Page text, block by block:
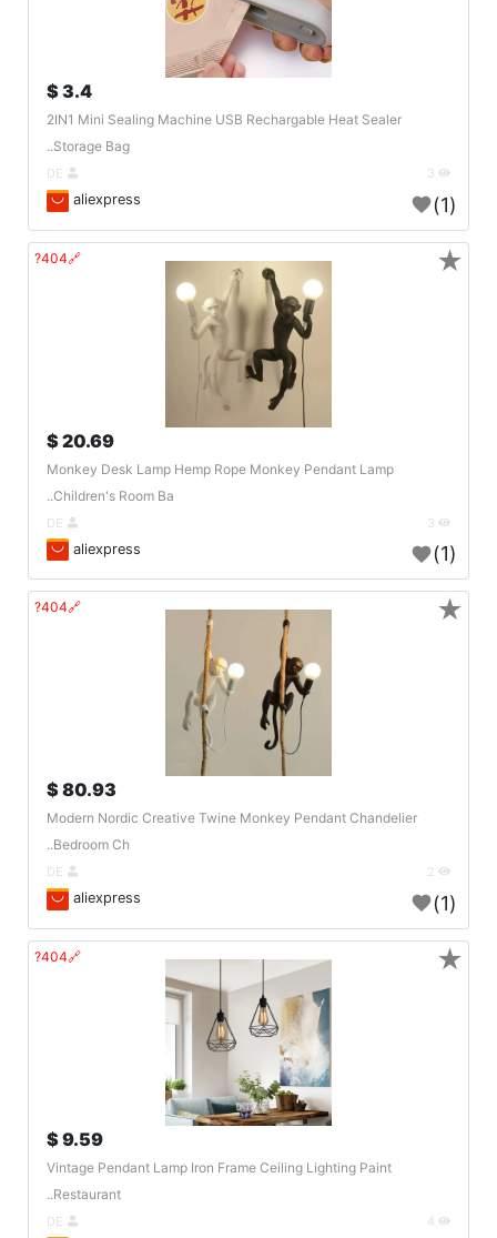
3.4 $
2IN1 Mini Sealing Machine USB Rechargable Heat Sealer
Storage Bag..
aliexpress (1)
🔗404?
20.69 $
Monkey Desk Lamp Hemp Rope Monkey Pendant Lamp
Children's Room Ba..
aliexpress (1)
★
🔗404?
80.93 $
Modern Nordic Creative Twine Monkey Pendant Chandelier
Bedroom Ch..
aliexpress (1)
★
🔗404?
9.59 $
Vintage Pendant Lamp Iron Frame Ceiling Lighting Paint
Restaurant..
★